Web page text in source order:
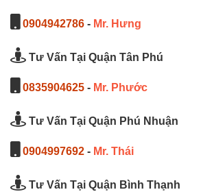
0904942786 - Mr. Hưng
Tư Vấn Tại Quận Tân Phú
0835904625 - Mr. Phước
Tư Vấn Tại Quận Phú Nhuận
0904997692 - Mr. Thái
Tư Vấn Tại Quận Bình Thạnh